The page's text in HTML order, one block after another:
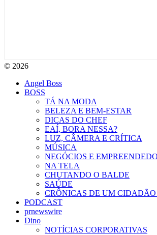
© 2026
Angel Boss
BOSS
TÁ NA MODA
BELEZA E BEM-ESTAR
DICAS DO CHEF
EAÍ, BORA NESSA?
LUZ, CÂMERA E CRÍTICA
MÚSICA
NEGÓCIOS E
NA TELA
CHUTANDO O BALDE
SAÚDE
CRÔNICAS DE UM
PODCAST
prnewswire
Dino
NOTÍCIAS CORPORATIVAS